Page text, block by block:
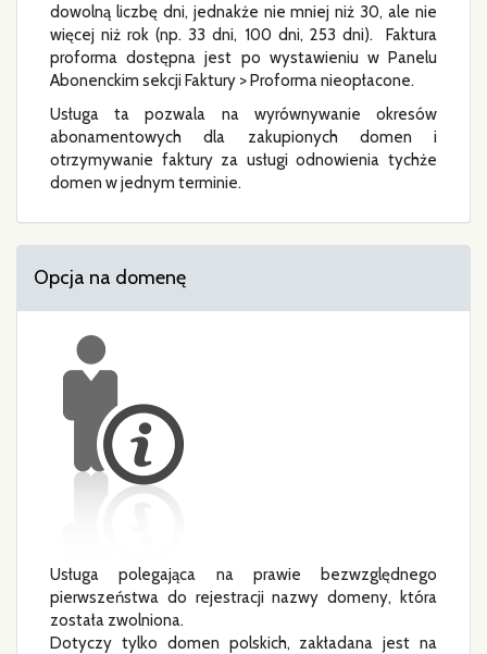
dowolną liczbę dni, jednakże nie mniej niż 30, ale nie
więcej niż rok (np. 33 dni, 100 dni, 253 dni). Faktura
proforma dostępna jest po wystawieniu w Panelu
Abonenckim sekcji Faktury > Proforma nieopłacone.
Usługa ta pozwala na wyrównywanie okresów
abonamentowych dla zakupionych domen i
otrzymywanie faktury za usługi odnowienia tychże
domen w jednym terminie.
Opcja na domenę
Usługa polegająca na prawie bezwzględnego
pierwszeństwa do rejestracji nazwy domeny, która
została zwolniona.
Dotyczy tylko domen polskich, zakładana jest na